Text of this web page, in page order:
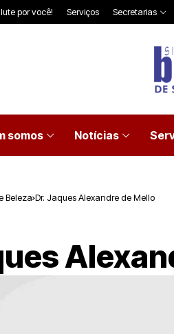
por você! Serviços Secretarias
somos Notícias
Beleza Dr. Jaques Alexandre de Mello